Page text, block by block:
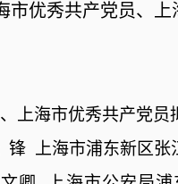
市优秀共产党员、
上海市优秀共产党员
锋
上海市浦东新区